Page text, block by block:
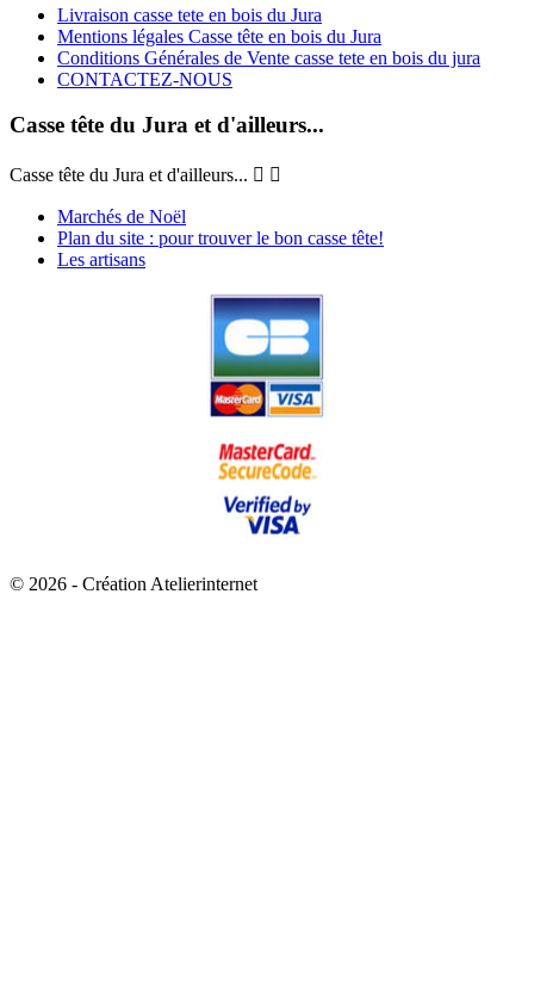
Livraison casse tete en bois du Jura
Mentions légales Casse tête en bois du Jura
Conditions Générales de Vente casse tete en bois du jura
CONTACTEZ-NOUS
Casse tête du Jura et d'ailleurs...
Casse tête du Jura et d'ailleurs...  
Marchés de Noël
Plan du site : pour trouver le bon casse tête!
Les artisans
© 2026 - Création Atelierinternet